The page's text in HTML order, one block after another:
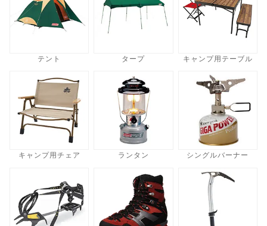
テント タープ キャンプ用テーブル
キャンプ用チェア ランタン シングルバーナー